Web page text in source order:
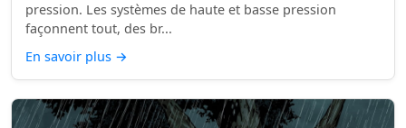
pression. Les systèmes de haute et basse pression
façonnent tout, des br...
En savoir plus →